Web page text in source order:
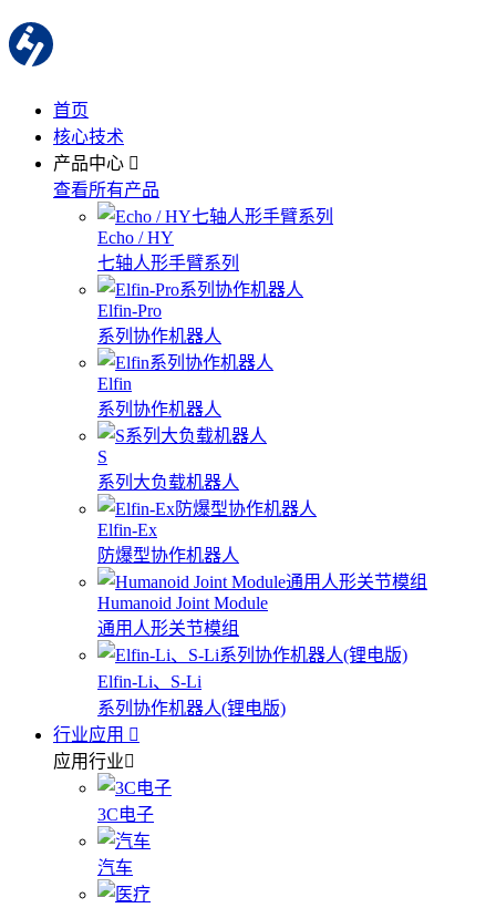
首页
核心技术
产品中心
查看所有产品
Echo / HY
七轴人形手臂系列
Elfin-Pro
系列协作机器人
Elfin
系列协作机器人
S
系列大负载机器人
Elfin-Ex
防爆型协作机器人
Humanoid Joint Module
通用人形关节模组
Elfin-Li、S-Li
系列协作机器人(锂电版)
行业应用
应用行业
3C电子
汽车